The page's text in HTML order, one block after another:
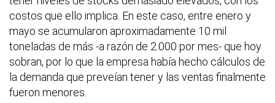
costos que ello implica. En este caso, entre enero y
mayo se acumularon aproximadamente 10 mil
toneladas de más -a razón de 2.000 por mes- que hoy
sobran, por lo que la empresa había hecho cálculos de
la demanda que preveían tener y las ventas finalmente
fueron menores.